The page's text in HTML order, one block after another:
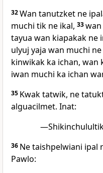
32Wan tanutzket ne
muchi tik ne ikal, 33
tayua wan kiapakak ne
ulyuj yaja wan muchi
kinwikak ka ichan,
iwan muchi ka ichan
35 Kwak tatwik, ne
alguacilmet. Inat:
36 Ne taishpelwiani ipal
Pawlo: